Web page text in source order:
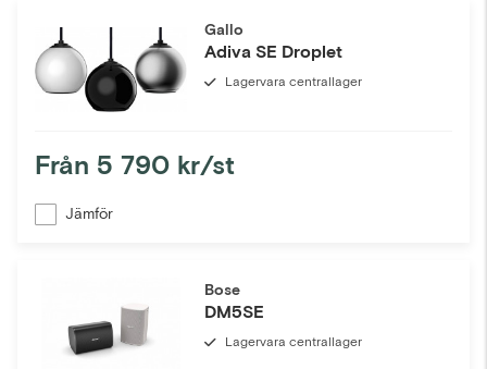
Gallo
Adiva SE Droplet
Lagervara centrallager
Från 5 790 kr/st
Jämför
Bose
DM5SE
Lagervara centrallager